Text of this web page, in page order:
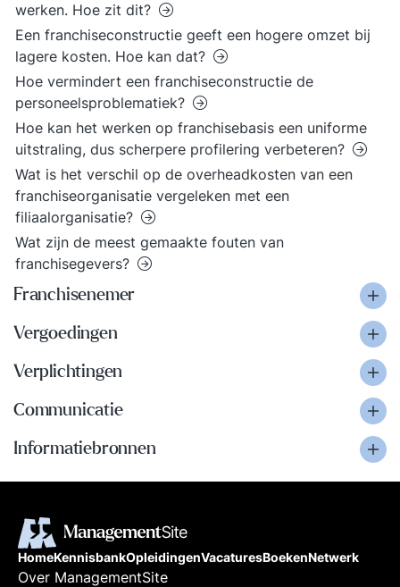
werken. Hoe zit dit?
Een franchiseconstructie geeft een hogere omzet bij
lagere kosten. Hoe kan dat?
Hoe vermindert een franchiseconstructie de
personeelsproblematiek?
Hoe kan het werken op franchisebasis een uniforme
uitstraling, dus scherpere profilering verbeteren?
Wat is het verschil op de overheadkosten van een
franchiseorganisatie vergeleken met een
filiaalorganisatie?
Wat zijn de meest gemaakte fouten van
franchisegevers?
Franchisenemer
Vergoedingen
Verplichtingen
Communicatie
Informatiebronnen
HomeKennisbankOpleidingenVacaturesBoekenNetwerk
Over ManagementSite